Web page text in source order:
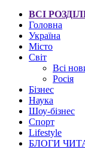
ВСІ
Головна
Україна
Місто
Світ
Всі
Росія
Бізнес
Наука
Шоу-бізнес
Спорт
Lifestyle
БЛОГИ